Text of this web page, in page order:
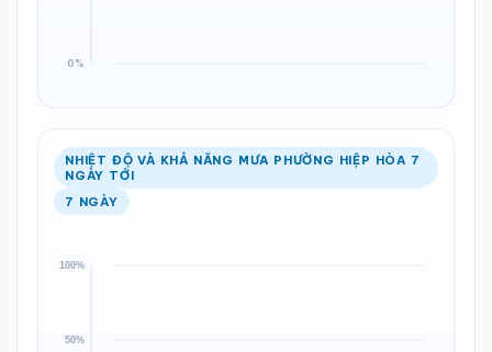
NHIỆT ĐỘ VÀ KHẢ NĂNG MƯA PHƯỜNG HIỆP HÒA 7
NGÀY TỚI
7 NGÀY